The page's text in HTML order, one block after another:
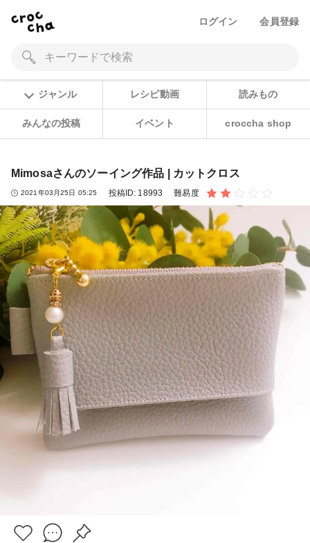
ログイン 会員登録
ジャンル レシピ動画 読みもの
みんなの投稿 イベント croccha shop
Mimosaさんのソーイング作品 | カットクロス
2021年03月25日 05:25 投稿ID: 18993 難易度